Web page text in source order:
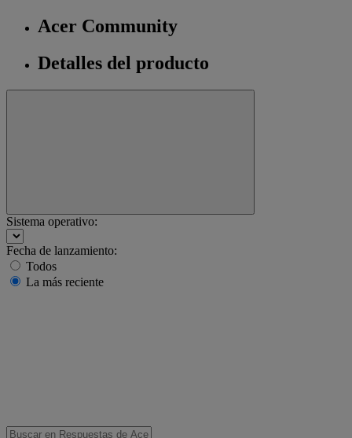
Acer Community
Detalles del producto
Sistema operativo:
Fecha de lanzamiento:
Todos
La más reciente